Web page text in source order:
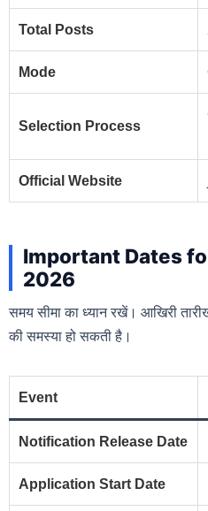
Total Posts
Mode
Selection Process
Official Website
Important Dates
2026
समय सीमा का ध्यान रखें। आखिरी
की समस्या हो सकती है।
Event
Notification Release Date
Application Start Date